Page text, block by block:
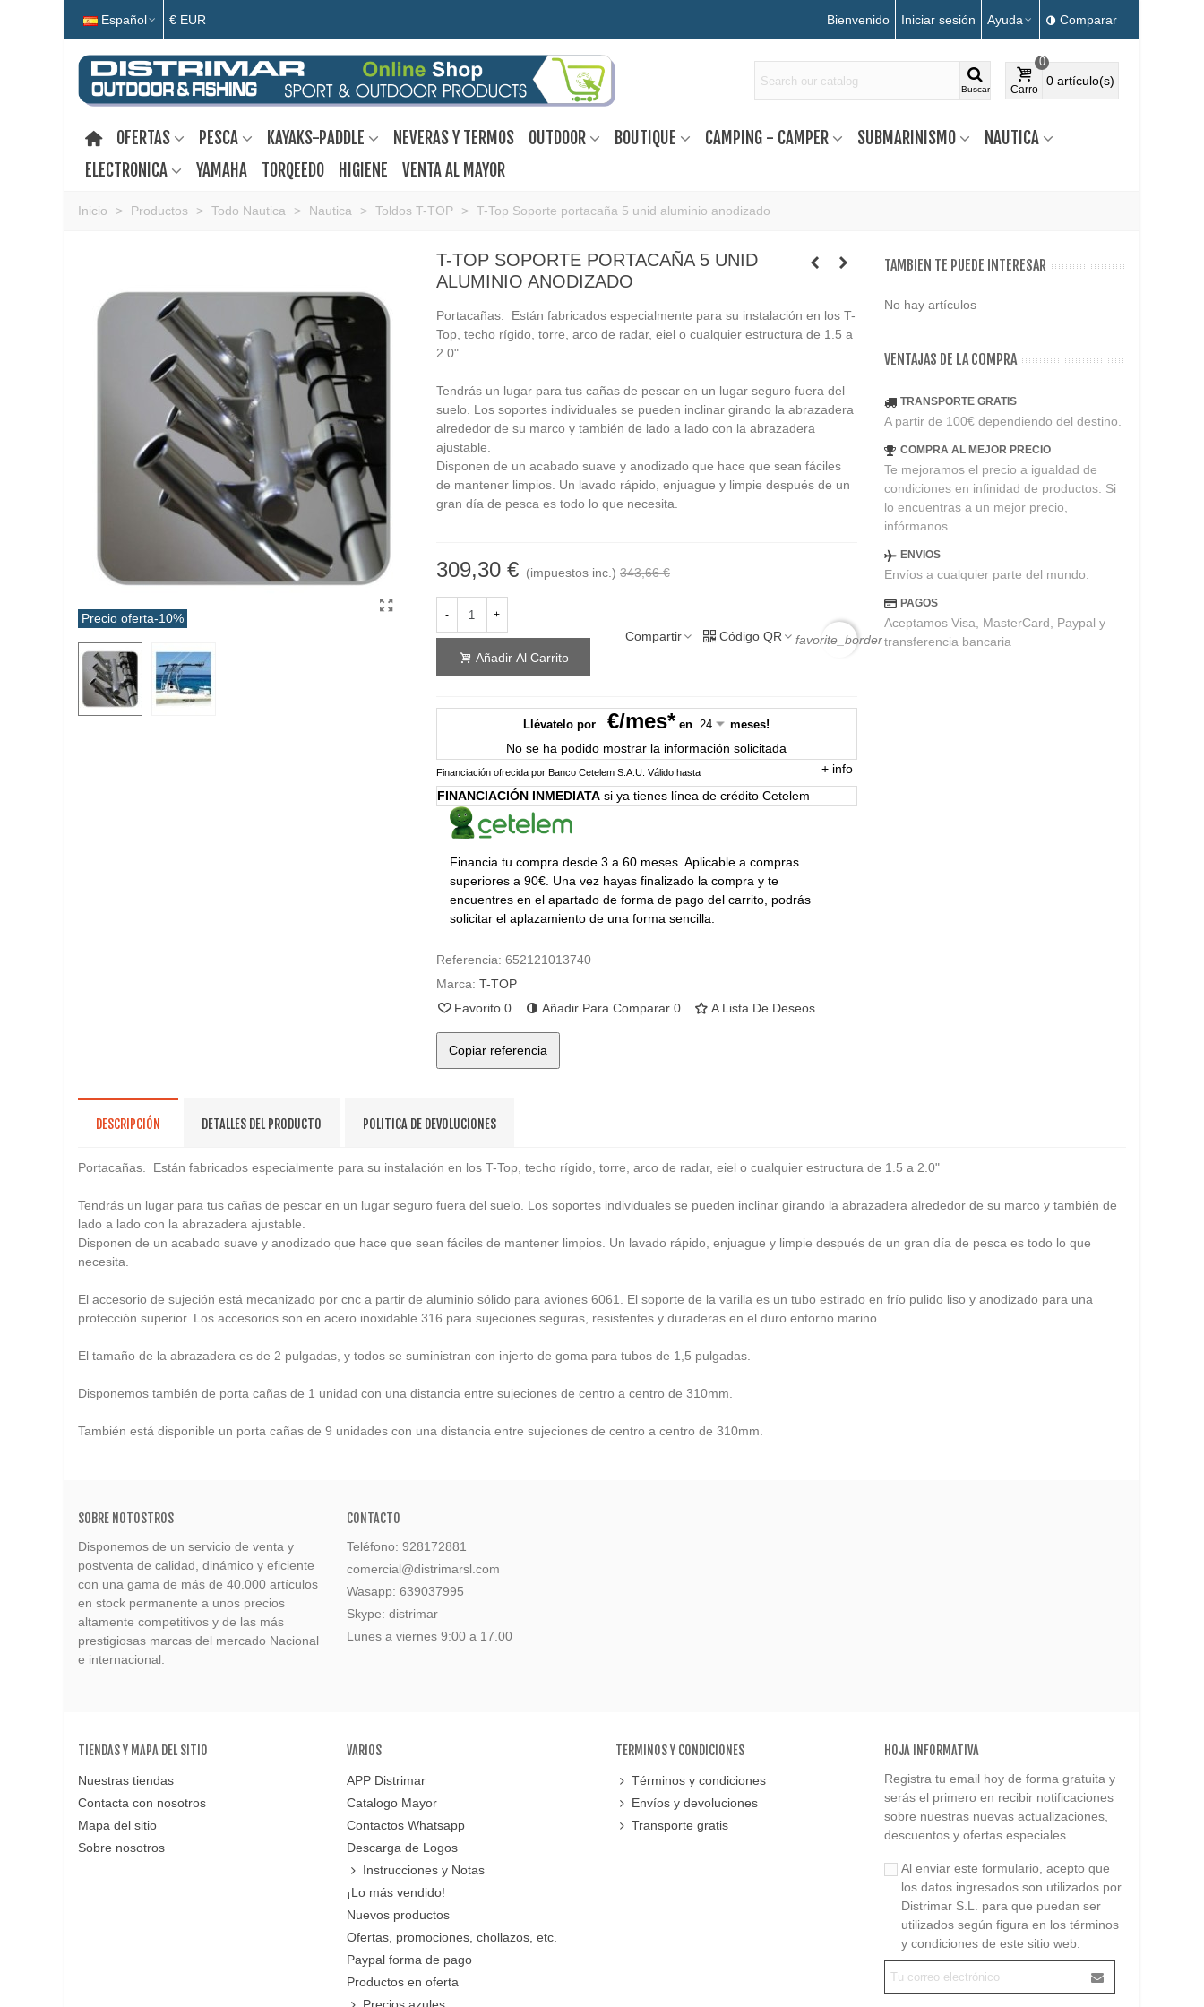
Español € EUR Bienvenido Iniciar sesión Ayuda Comparar
Buscar Carro
0
0 artículo(s)
OFERTAS PESCA KAYAKS-PADDLE NEVERAS Y TERMOS OUTDOOR BOUTIQUE CAMPING - CAMPER SUBMARINISMO
NAUTICA
ELECTRONICA
YAMAHA TORQEEDO HIGIENE VENTA AL MAYOR
Inicio > Productos > Todo Nautica > Nautica > Toldos T-TOP > T-Top Soporte portacaña 5 unid aluminio anodizado
Precio oferta-10%
T-TOP SOPORTE PORTACAÑA 5 UNID
ALUMINIO ANODIZADO
Portacañas. Están fabricados especialmente para su instalación en los T-
Top, techo rígido, torre, arco de radar, eiel o cualquier estructura de 1.5 a
2.0"
Tendrás un lugar para tus cañas de pescar en un lugar seguro fuera del
suelo. Los soportes individuales se pueden inclinar girando la abrazadera
alrededor de su marco y también de lado a lado con la abrazadera
ajustable.
Disponen de un acabado suave y anodizado que hace que sean fáciles
de mantener limpios. Un lavado rápido, enjuague y limpie después de un
gran día de pesca es todo lo que necesita.
309,30 € (impuestos inc.) 343,66 €
- +
Añadir Al Carrito
Compartir Código QR favorite_border
Llévatelo por €/mes* en meses!
No se ha podido mostrar la información solicitada
Financiación ofrecida por Banco Cetelem S.A.U. Válido hasta + info
FINANCIACIÓN INMEDIATAsi ya tienes línea de crédito Cetelem
Financia tu compra desde 3 a 60 meses. Aplicable a compras
superiores a 90€. Una vez hayas finalizado la compra y te
encuentres en el apartado de forma de pago del carrito, podrás
solicitar el aplazamiento de una forma sencilla.
Referencia: 652121013740
Marca: T-TOP
Favorito 0 Añadir Para Comparar 0 A Lista De Deseos
Copiar referencia
TAMBIEN TE PUEDE INTERESAR
No hay artículos
VENTAJAS DE LA COMPRA
TRANSPORTE GRATIS
A partir de 100€ dependiendo del destino.
COMPRA AL MEJOR PRECIO
Te mejoramos el precio a igualdad de
condiciones en infinidad de productos. Si
lo encuentras a un mejor precio,
infórmanos.
ENVIOS
Envíos a cualquier parte del mundo.
PAGOS
Aceptamos Visa, MasterCard, Paypal y
transferencia bancaria
DESCRIPCIÓN DETALLES DEL PRODUCTO POLITICA DE DEVOLUCIONES
Portacañas. Están fabricados especialmente para su instalación en los T-Top, techo rígido, torre, arco de radar, eiel o cualquier estructura de 1.5 a 2.0"
Tendrás un lugar para tus cañas de pescar en un lugar seguro fuera del suelo. Los soportes individuales se pueden inclinar girando la abrazadera alrededor de su marco y también de
lado a lado con la abrazadera ajustable.
Disponen de un acabado suave y anodizado que hace que sean fáciles de mantener limpios. Un lavado rápido, enjuague y limpie después de un gran día de pesca es todo lo que
necesita.
El accesorio de sujeción está mecanizado por cnc a partir de aluminio sólido para aviones 6061. El soporte de la varilla es un tubo estirado en frío pulido liso y anodizado para una
protección superior. Los accesorios son en acero inoxidable 316 para sujeciones seguras, resistentes y duraderas en el duro entorno marino.
El tamaño de la abrazadera es de 2 pulgadas, y todos se suministran con injerto de goma para tubos de 1,5 pulgadas.
Disponemos también de porta cañas de 1 unidad con una distancia entre sujeciones de centro a centro de 310mm.
También está disponible un porta cañas de 9 unidades con una distancia entre sujeciones de centro a centro de 310mm.
SOBRE NOTOSTROS
Disponemos de un servicio de venta y
postventa de calidad, dinámico y eficiente
con una gama de más de 40.000 artículos
en stock permanente a unos precios
altamente competitivos y de las más
prestigiosas marcas del mercado Nacional
e internacional.
CONTACTO
Teléfono: 928172881
comercial@distrimarsl.com
Wasapp: 639037995
Skype: distrimar
Lunes a viernes 9:00 a 17.00
TIENDAS Y MAPA DEL SITIO
Nuestras tiendas
Contacta con nosotros
Mapa del sitio
Sobre nosotros
VARIOS
APP Distrimar
Catalogo Mayor
Contactos Whatsapp
Descarga de Logos
Instrucciones y Notas
¡Lo más vendido!
Nuevos productos
Ofertas, promociones, chollazos, etc.
Paypal forma de pago
Productos en oferta
TERMINOS Y CONDICIONES
Términos y condiciones
Envíos y devoluciones
Transporte gratis
HOJA INFORMATIVA
Registra tu email hoy de forma gratuita y
serás el primero en recibir notificaciones
sobre nuestras nuevas actualizaciones,
descuentos y ofertas especiales.
Al enviar este formulario, acepto que
los datos ingresados son utilizados por
Distrimar S.L. para que puedan ser
utilizados según figura en los términos
y condiciones de este sitio web.